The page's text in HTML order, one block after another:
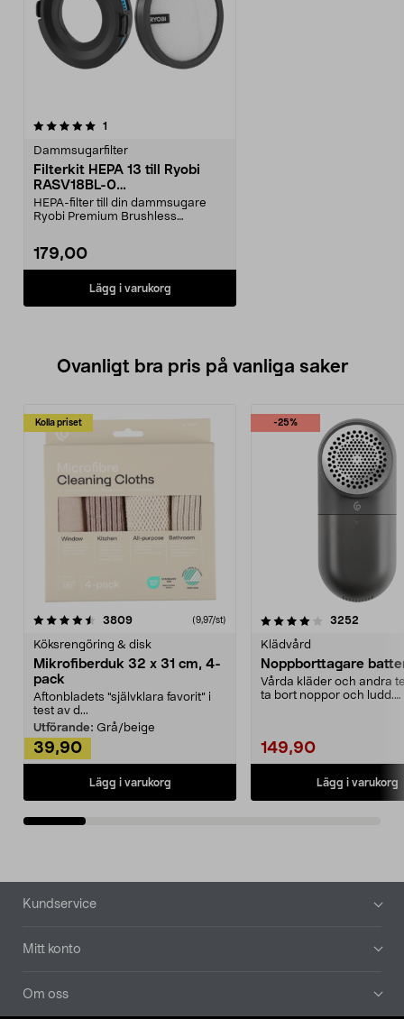
1
Dammsugarfilter
Filterkit HEPA 13 till Ryobi
RASV18BL-0
skaftdammsugare
HEPA-filter till din dammsugare
Ryobi Premium Brushless
179,00
Lägg i varukorg
Ovanligt bra pris på vanliga saker
Kolla priset
3809recensioner (9,97/st)
Köksrengöring & disk
Mikrofiberduk 32 x 31 cm, 4-
pack
Aftonbladets "självklara favorit” i
test av d...
Utförande: Grå/beige
39,90
Lägg i varukorg
-25%
4.0av 5 stjärnor 3252
Klädvård
Noppborttagare
Vårda kläder och andra
ta bort noppor och ludd.
149,90
Lägg i varukorg
4.5av 5 stjärnor
Sidfot
Kundservice
Mitt konto
Om oss